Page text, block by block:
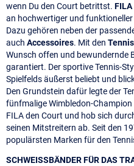
wenn Du den Court betrittst. FILA
an hochwertiger und funktioneller
Dazu gehören neben der
auch Accessoires. Mit den
Wunsch offen und bewundernde
garantiert. Der sportive Tennis-
Spielfelds äußerst beliebt und
Den Grundstein dafür legte der
fünfmalige Wimbledon-
FILA den Court und hob sich
seinen Mitstreitern ab. Seit den
populärsten Marken für den
SCHWEISSBÄNDER FÜR DAS